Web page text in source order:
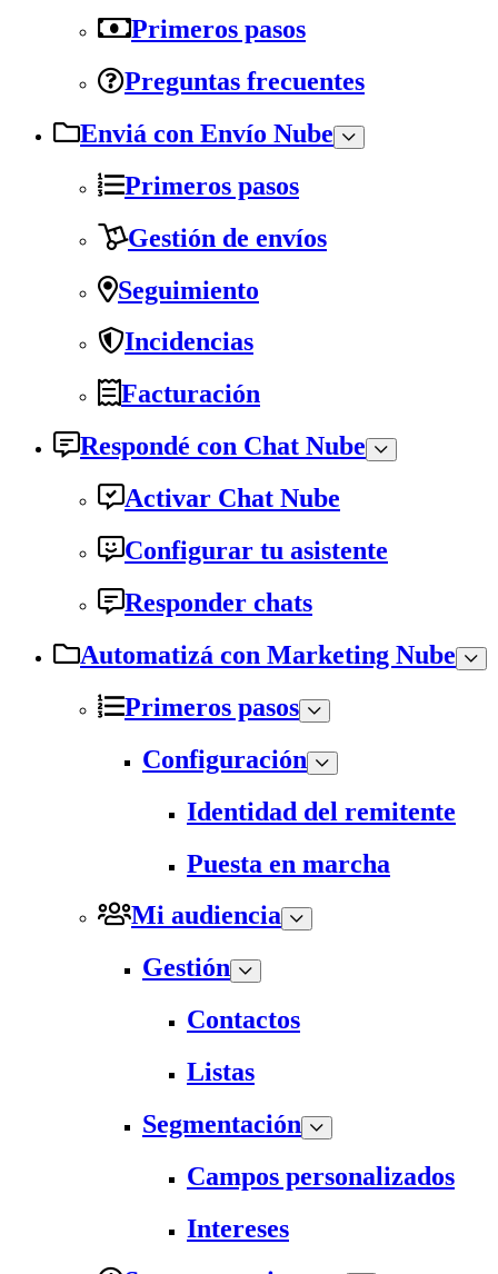
Primeros pasos
Preguntas frecuentes
Enviá con Envío Nube
Primeros pasos
Gestión de envíos
Seguimiento
Incidencias
Facturación
Respondé con Chat Nube
Activar Chat Nube
Configurar tu asistente
Responder chats
Automatizá con Marketing Nube
Primeros pasos
Configuración
Identidad del remitente
Puesta en marcha
Mi audiencia
Gestión
Contactos
Listas
Segmentación
Campos personalizados
Intereses